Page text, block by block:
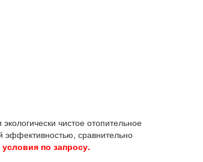
чистое отопительное
сравнительно
по запросу.